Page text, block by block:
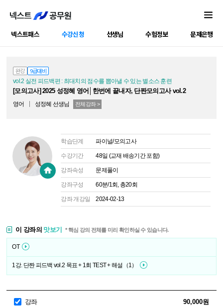
넥스트패스 수강신청 선생님 수험정보 문제은행
완강 9급대비
vol.2 실전 피드백편 : 최대치의 점수를 뽑아낼 수 있는 별소스 훈련
[모의고사] 2025 성정혜 영어│한번에 끝내자, 단짠모의고사 vol.2
영어 성정혜 선생님 전체강좌 >
학습단계 파이널/모의고사
수강기간 48일 (교재 배송기간 포함)
강좌속성 문제풀이
강좌구성 60분/1회, 총20회
강좌 개강일 2024-02-13
이 강좌의 맛보기 * 핵심 강의 전체를 미리 확인하실 수 있습니다.
OT
1강. 단짠 피드백 vol.2 목표 + 1회 TEST + 해설（1）
강좌
90,000원